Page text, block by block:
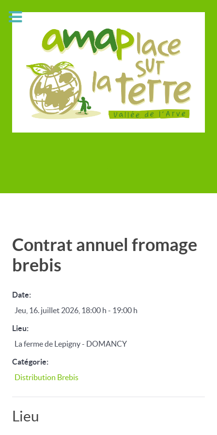
Contrat annuel fromage
brebis
Date:
Jeu, 16. juillet 2026 18:00 h - 19:00 h
Lieu:
La ferme de Lepigny - DOMANCY
Catégorie:
Distribution Brebis
Lieu